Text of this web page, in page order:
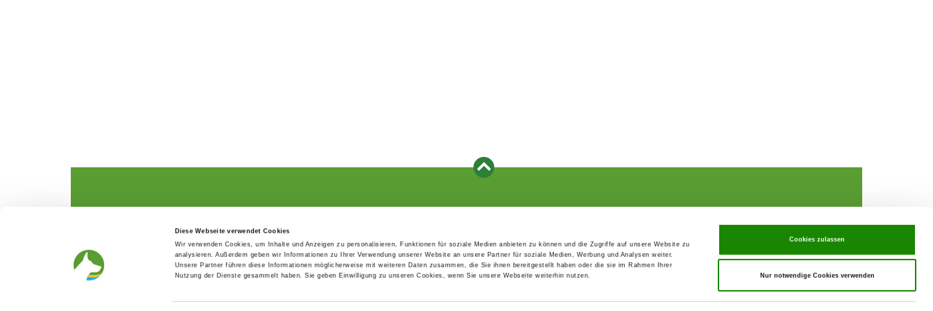
Diese Webseite verwendet Cookies
Wir verwenden Cookies, um Inhalte und Anzeigen zu personalisieren, Funktionen für soziale Medien anbieten zu können und die Zugriffe auf unsere Website zu
analysieren. Außerdem geben wir Informationen zu Ihrer Verwendung unserer Website an unsere Partner für soziale Medien, Werbung und Analysen weiter.
Unsere Partner führen diese Informationen möglicherweise mit weiteren Daten zusammen, die Sie ihnen bereitgestellt haben oder die sie im Rahmen Ihrer
Nutzung der Dienste gesammelt haben. Sie geben Einwilligung zu unseren Cookies, wenn Sie unsere Webseite weiterhin nutzen.
Cookies zulassen
Nur notwendige Cookies verwenden
Everything about the breed
Breeding and upbringing
Helper and saviour
Structur
SV magazine
Local groups
Youth
Supra-regional events VDH/FCI
Events calender
Paymentsystem
Forms, information brochures,
directories